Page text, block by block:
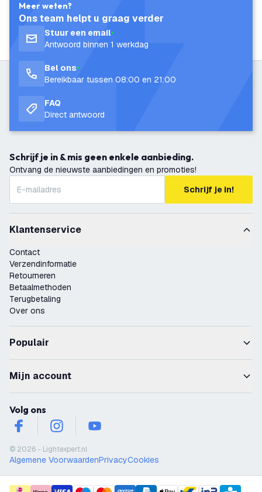
Meer weten?
Ons team helpt u graag verder
Stuur een email
Antwoord binnen 1 werkdag
Bel ons
Bereikbaar tussen 08:00 en 21:00
FAQ
Direct antwoord
Schrijf je in & mis geen enkele aanbieding.
Ontvang de nieuwste aanbiedingen en promoties!
Schrijf je in!
Klantenservice
Contact
Verzendinformatie
Retourneren
Betaalmethoden
Terugbetaling
Over ons
Populair
Mijn account
Volg ons
facebookinstagramyoutube
© 2026 - Lightexpert.nl
Algemene VoorwaardenPrivacyCookies